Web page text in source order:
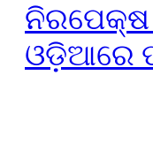
ଓଡ଼ିଆରେ